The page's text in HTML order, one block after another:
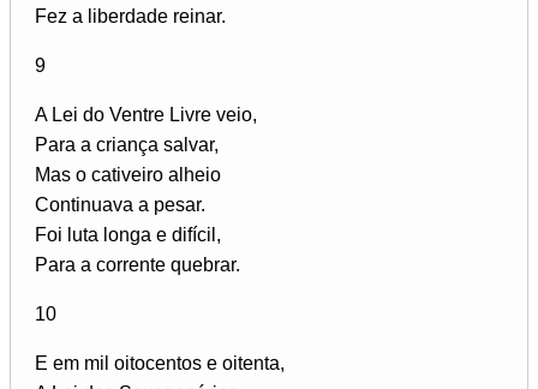
Fez a liberdade reinar.
9
A Lei do Ventre Livre veio,
Para a criança salvar,
Mas o cativeiro alheio
Continuava a pesar.
Foi luta longa e difícil,
Para a corrente quebrar.
10
E em mil oitocentos e oitenta,